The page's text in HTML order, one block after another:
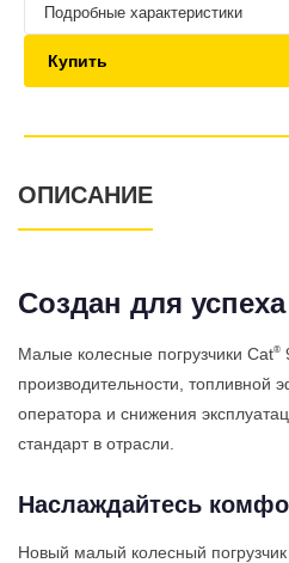
Подробные характеристики
Купить
ОПИСАНИЕ
Создан для успеха
Малые колесные погрузчики Cat®
производительности, топливной
оператора и снижения
стандарт в отрасли.
Наслаждайтесь
Новый малый колесный